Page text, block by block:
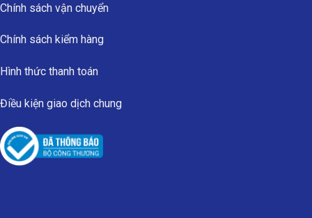
Chính sách vận chuyển
Chính sách kiểm hàng
Hình thức thanh toán
Điều kiện giao dịch chung